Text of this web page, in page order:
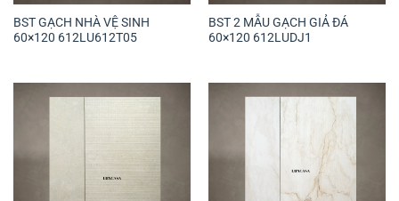
BST GẠCH NHÀ VỆ SINH
60×120 612LU612T05
BST 2 MẪU GẠCH GIẢ ĐÁ
60×120 612LUDJ1